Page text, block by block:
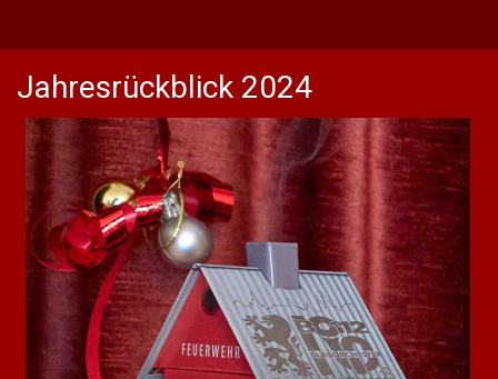
Jahresrückblick 2024